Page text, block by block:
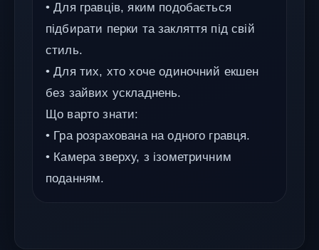
• Для гравців, яким подобається
підбирати перки та закляття під свій
стиль.
• Для тих, хто хоче одиночний екшен
без зайвих ускладнень.
Що варто знати:
• Гра розрахована на одного гравця.
• Камера зверху, з ізометричним
поданням.